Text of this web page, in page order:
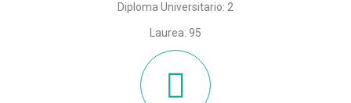
Diploma Universitario: 2
Laurea: 95